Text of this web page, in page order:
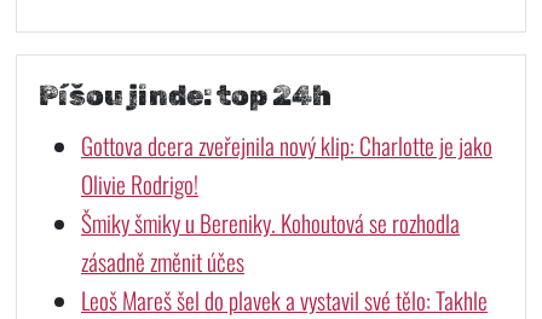
Píšou jinde: top 24h
Gottova dcera zveřejnila nový klip: Charlotte je jako
Olivie Rodrigo!
Šmiky šmiky u Bereniky. Kohoutová se rozhodla
zásadně změnit účes
Leoš Mareš šel do plavek a vystavil své tělo: Takhle